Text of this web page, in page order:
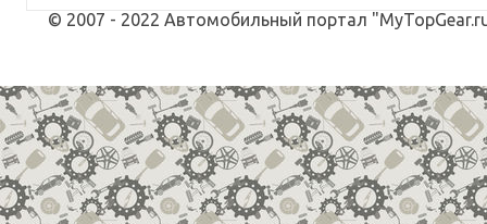
© 2007 - 2022 Автомобильный портал